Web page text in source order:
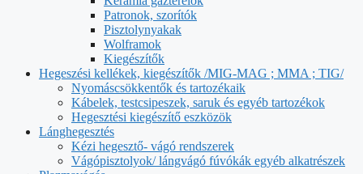
Patronok, szorítók
Pisztolynyakak
Wolframok
Kiegészítők
Hegeszési kellékek, kiegészítők /MIG-MAG ; MMA ; TIG/
Nyomáscsökkentők és tartozékaik
Kábelek, testcsipeszek, saruk és egyéb tartozékok
Hegesztési kiegészítő eszközök
Lánghegesztés
Kézi hegesztő- vágó rendszerek
Vágópisztolyok/ lángvágó fúvókák egyéb alkatrészek